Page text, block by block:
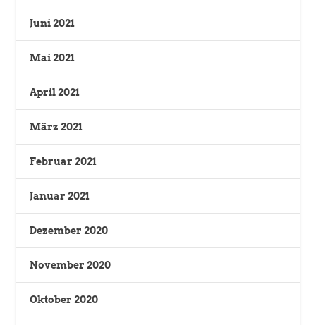
Juni 2021
Mai 2021
April 2021
März 2021
Februar 2021
Januar 2021
Dezember 2020
November 2020
Oktober 2020